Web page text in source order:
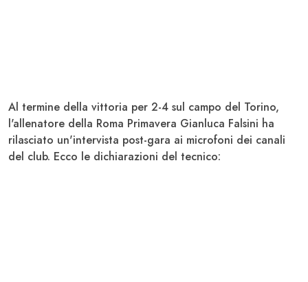
Al termine della vittoria per 2-4 sul campo del Torino,
l'allenatore della Roma Primavera Gianluca Falsini ha
rilasciato un'intervista post-gara ai microfoni dei canali
del club. Ecco le dichiarazioni del tecnico: